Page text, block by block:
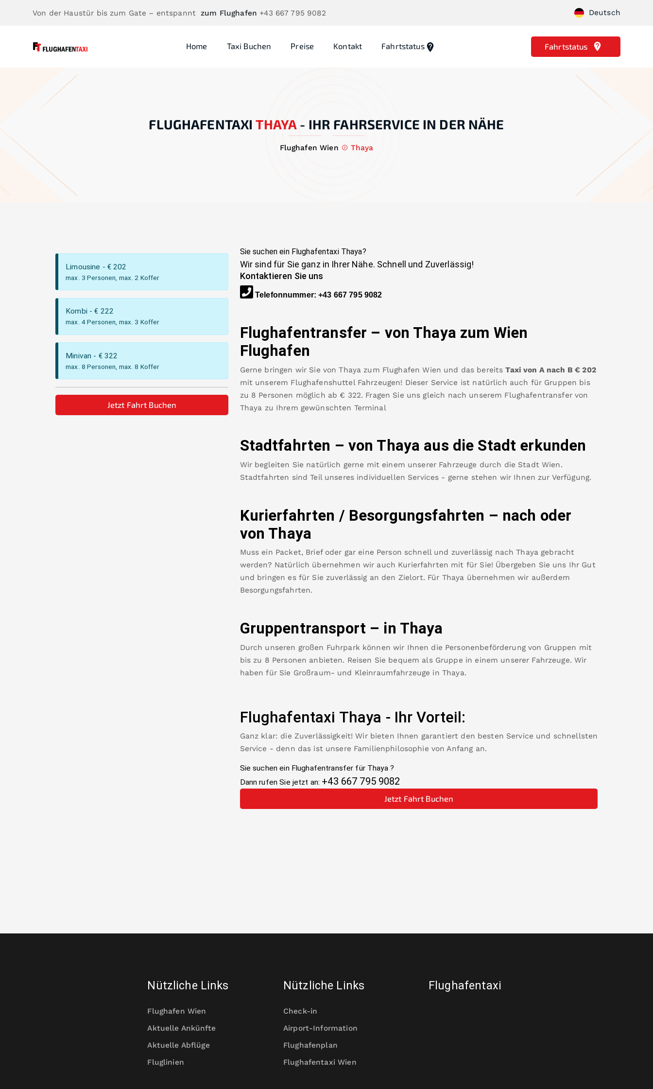
Von der Haustür bis zum Gate – entspannt zum Flughafen +43 667 795 9082 Deutsch
Home Taxi Buchen Preise Kontakt Fahrtstatus Fahrtstatus
FLUGHAFENTAXI THAYA - IHR FAHRSERVICE IN DER NÄHE
Flughafen Wien Thaya
Limousine - €202
max. 3 Personen, max. 2 Koffer
Kombi - € 222
max. 4 Personen, max. 3 Koffer
Minivan - € 322
max. 8 Personen, max. 8 Koffer
Jetzt Fahrt Buchen
Sie suchen ein Flughafentaxi Thaya?
Wir sind für Sie ganz in Ihrer Nähe. Schnell und Zuverlässig!
Kontaktieren Sie uns
Telefonnummer:+43 667 795 9082
Flughafentransfer – von Thaya zum Wien
Flughafen
Gerne bringen wir Sie von Thaya zum Flughafen Wien und das bereits Taxi von A nach B €202
mit unserem Flughafenshuttel Fahrzeugen! Dieser Service ist natürlich auch für Gruppen bis
zu 8 Personen möglich ab € 322. Fragen Sie uns gleich nach unserem Flughafentransfer von
Thaya zu Ihrem gewünschten Terminal
Stadtfahrten – von Thaya aus die Stadt erkunden
Wir begleiten Sie natürlich gerne mit einem unserer Fahrzeuge durch die Stadt Wien.
Stadtfahrten sind Teil unseres individuellen Services - gerne stehen wir Ihnen zur Verfügung.
Kurierfahrten / Besorgungsfahrten – nach oder
von Thaya
Muss ein Packet, Brief oder gar eine Person schnell und zuverlässig nach Thaya gebracht
werden? Natürlich übernehmen wir auch Kurierfahrten mit für Sie! Übergeben Sie uns Ihr Gut
und bringen es für Sie zuverlässig an den Zielort. Für Thaya übernehmen wir außerdem
Besorgungsfahrten.
Gruppentransport – in Thaya
Durch unseren großen Fuhrpark können wir Ihnen die Personenbeförderung von Gruppen mit
bis zu 8 Personen anbieten. Reisen Sie bequem als Gruppe in einem unserer Fahrzeuge. Wir
haben für Sie Großraum- und Kleinraumfahrzeuge in Thaya.
Flughafentaxi Thaya - Ihr Vorteil:
Ganz klar: die Zuverlässigkeit! Wir bieten Ihnen garantiert den besten Service und schnellsten
Service - denn das ist unsere Familienphilosophie von Anfang an.
Sie suchen ein Flughafentransfer für Thaya?
Dann rufen Sie jetzt an: +43 667 795 9082
Jetzt Fahrt Buchen
Nützliche Links
Flughafen Wien
Aktuelle Ankünfte
Aktuelle Abflüge
Fluglinien
Nützliche Links
Check-in
Airport-Information
Flughafenplan
Flughafentaxi Wien
Flughafentaxi